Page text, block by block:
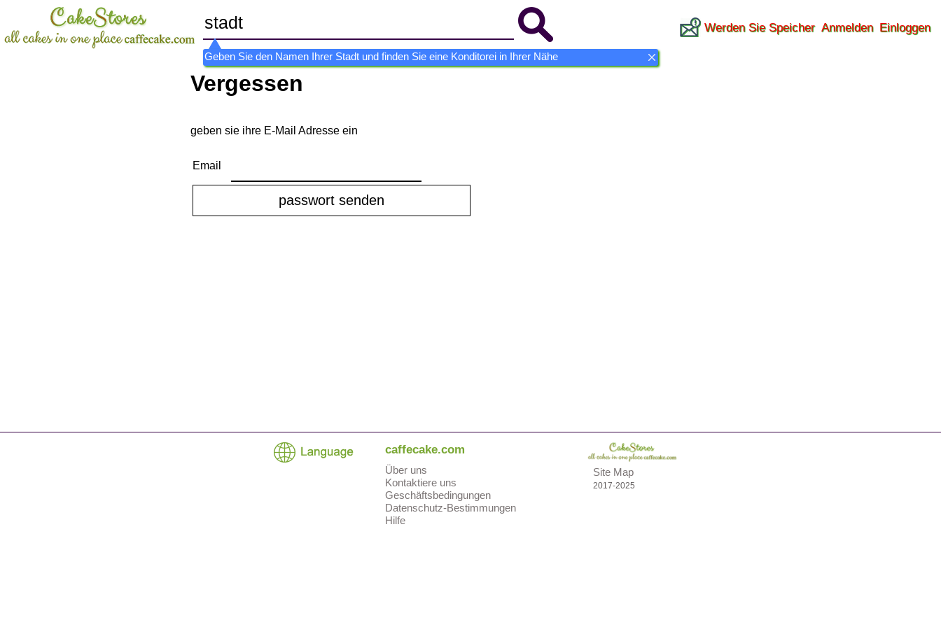
Geben Sie den Namen Ihrer Stadt und finden Sie eine Konditorei in Ihrer Nähe
Werden Sie Speicher Anmelden Einloggen
Vergessen
geben sie ihre E-Mail Adresse ein
Email
caffecake.com
Über uns
Kontaktiere uns
Geschäftsbedingungen
Datenschutz-Bestimmungen
Hilfe
Site Map
2017-2025